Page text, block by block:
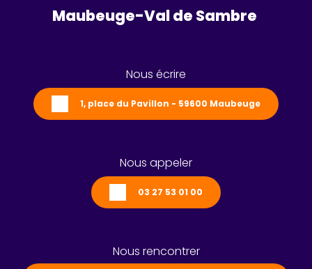
Maubeuge-Val de Sambre
Nous écrire
1, place du Pavillon - 59600 Maubeuge
Nous appeler
03 27 53 01 00
Nous rencontrer